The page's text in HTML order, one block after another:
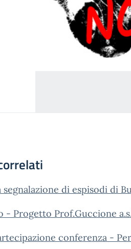
di espisodi di
- Progetto Prof.Guccione
conferenza -